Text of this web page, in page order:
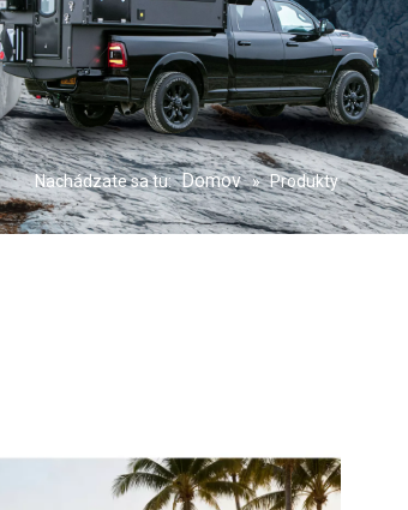
Nachádzate sa tu: Domov » Produkty